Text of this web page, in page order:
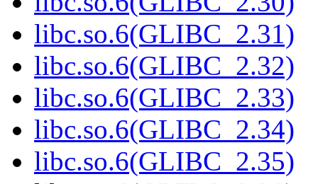
libc.so.6(GLIBC_2.31)
libc.so.6(GLIBC_2.32)
libc.so.6(GLIBC_2.33)
libc.so.6(GLIBC_2.34)
libc.so.6(GLIBC_2.35)